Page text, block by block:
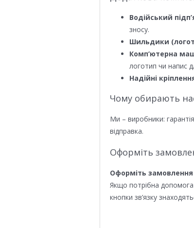
Водійський
зносу.
Шильдики
Комп’ютерна
логотип чи напис
Надійні
Чому обирають
Ми – виробники:
відправка.
Оформіть
Оформіть замовлення
Якщо потрібна
кнопки зв’язку